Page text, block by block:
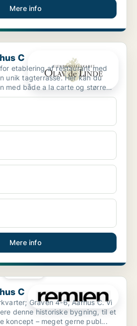
Mere info
C
etablering af restaurant med
unik tagterrasse. Her kan du
med både a la carte og større
Mere info
C
Graven 4-6, Aarhus C. Vi
denne historiske bygning, til et
koncept – meget gerne publ...